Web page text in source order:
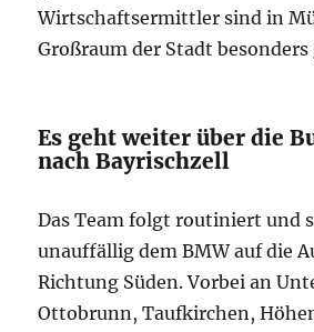
Wirtschaftsermittler sind in
Großraum der Stadt
Es geht weiter über die
nach Bayrischzell
Das Team folgt routiniert und
unauffällig dem BMW auf die
Richtung Süden. Vorbei an
Ottobrunn, Taufkirchen,